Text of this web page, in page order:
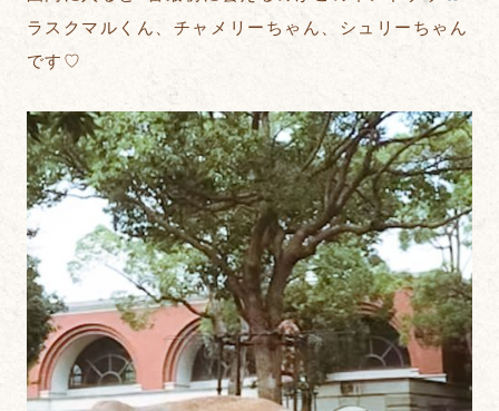
ラスクマルくん、チャメリーちゃん、シュリーちゃん
です♡